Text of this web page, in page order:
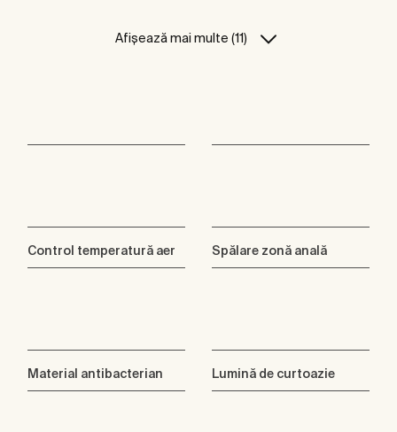
Afișează mai multe (11)
Control temperatură aer Spălare zonă anală
Material antibacterian Lumină de curtoazie